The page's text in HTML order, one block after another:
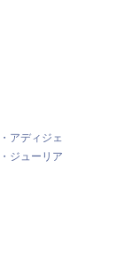
アディジェ
ジューリア